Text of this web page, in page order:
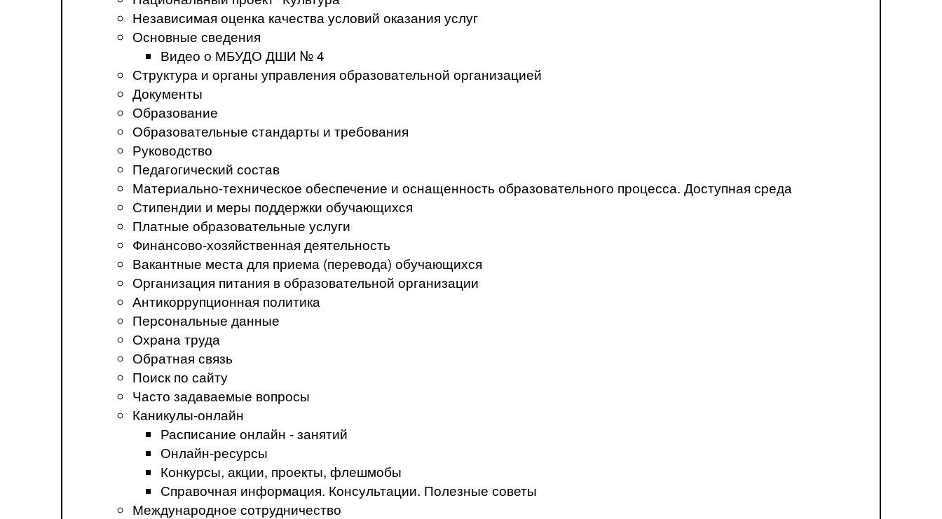
Независимая оценка качества условий оказания услуг
Основные сведения
Видео о МБУДО ДШИ № 4
Структура и органы управления образовательной организацией
Документы
Образование
Образовательные стандарты и требования
Руководство
Педагогический состав
Материально-техническое обеспечение и оснащенность образовательного процесса. Доступная среда
Стипендии и меры поддержки обучающихся
Платные образовательные услуги
Финансово-хозяйственная деятельность
Вакантные места для приема (перевода) обучающихся
Организация питания в образовательной организации
Антикоррупционная политика
Персональные данные
Охрана труда
Обратная связь
Поиск по сайту
Часто задаваемые вопросы
Каникулы-онлайн
Расписание онлайн - занятий
Онлайн-ресурсы
Конкурсы, акции, проекты, флешмобы
Справочная информация. Консультации. Полезные советы
Международное сотрудничество